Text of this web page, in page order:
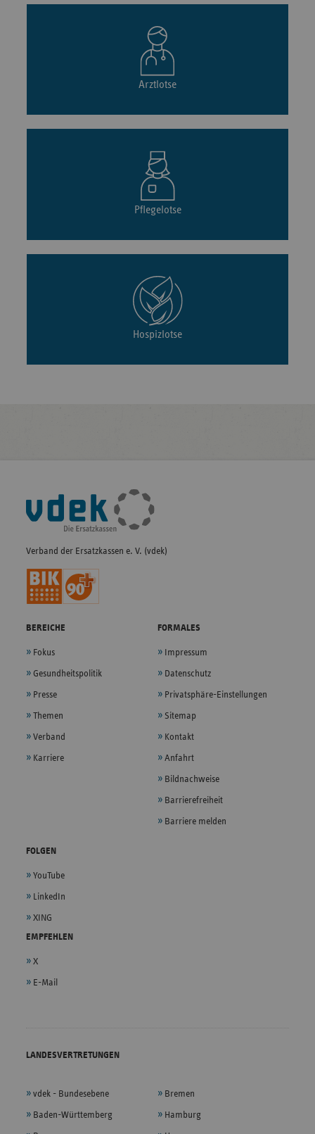
Arztlotse
Pflegelotse
Hospizlotse
Fußleisten-
Navigation
Verband der Ersatzkassen e. V. (vdek)
BEREICHE
Fokus
Gesundheitspolitik
Presse
Themen
Verband
Karriere
FORMALES
Impressum
Datenschutz
Privatsphäre-Einstellungen
Sitemap
Kontakt
Anfahrt
Bildnachweise
Barrierefreiheit
Barriere melden
FOLGEN
YouTube
LinkedIn
XING
EMPFEHLEN
X
E-Mail
LANDESVERTRETUNGEN
vdek - Bundesebene
Baden-Württemberg
Bremen
Hamburg